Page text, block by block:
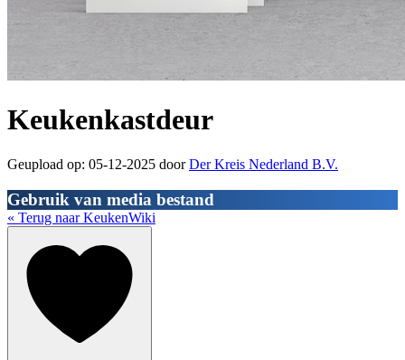
Keukenkastdeur
Geupload op: 05-12-2025 doorDer Kreis Nederland B.V.
Gebruik van media bestand
« Terug naar KeukenWiki